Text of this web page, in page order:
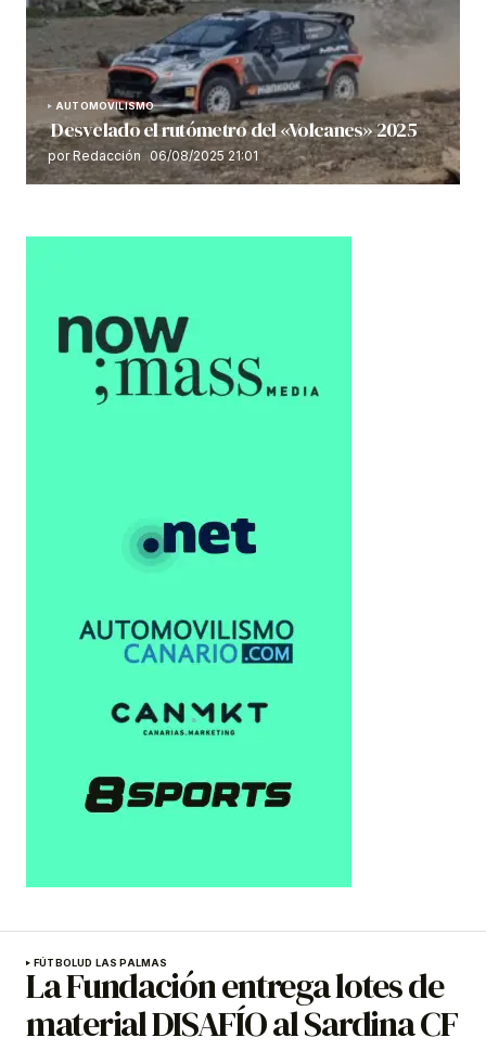
AUTOMOVILISMO
Desvelado el rutómetro del «Volcanes» 2025
por Redacción 06/08/2025 21:01
FÚTBOLUD LAS PALMAS
La Fundación entrega lotes de
material DISAFÍO al Sardina CF